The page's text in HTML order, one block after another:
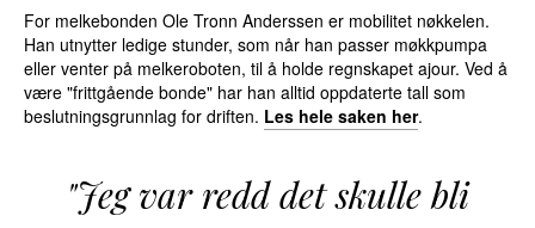
For melkebonden Ole Tronn Anderssen er mobilitet nøkkelen.
Han utnytter ledige stunder, som når han passer møkkpumpa
eller venter på melkeroboten, til å holde regnskapet ajour. Ved å
være "frittgående bonde" har han alltid oppdaterte tall som
beslutningsgrunnlag for driften. Les hele saken her.
"Jeg var redd det skulle bli